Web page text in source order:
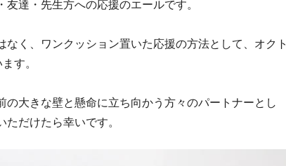
達・先生方への応援のエールです。
く、ワンクッション置いた応援の方法として、オクト
す。
の大きな壁と懸命に立ち向かう方々のパートナーとし
だけたら幸いです。